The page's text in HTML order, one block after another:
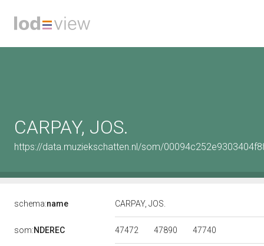
CARPAY, JOS.
https://data.muziekschatten.nl/som/
schema:name CARPAY, JOS.
som:NDEREC 47472 47890 47740